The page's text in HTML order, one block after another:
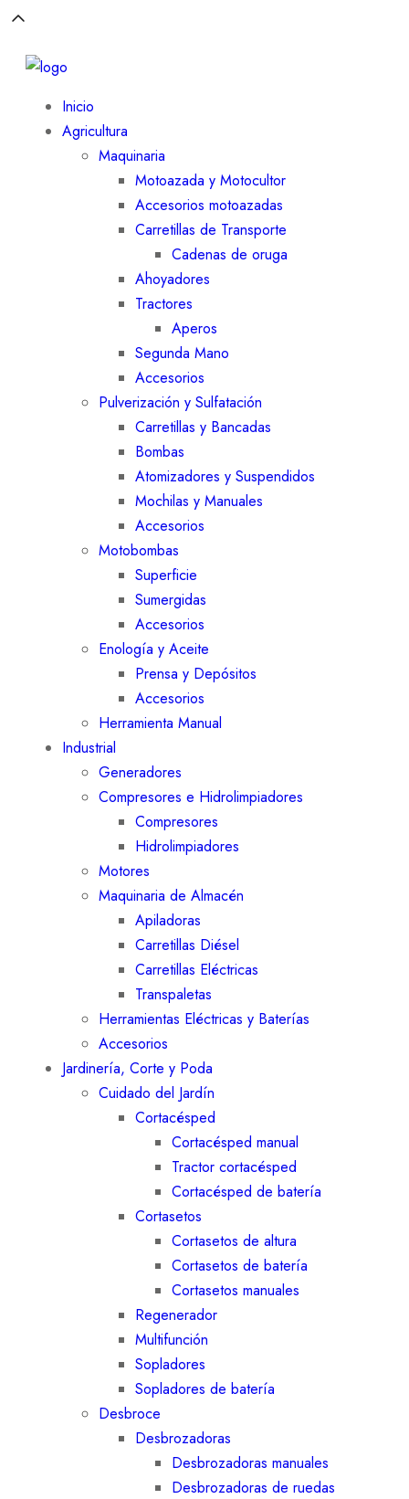
Inicio
Agricultura
Maquinaria
Motoazada y Motocultor
Accesorios motoazadas
Carretillas de Transporte
Cadenas de oruga
Ahoyadores
Tractores
Aperos
Segunda Mano
Accesorios
Pulverización y Sulfatación
Carretillas y Bancadas
Bombas
Atomizadores y Suspendidos
Mochilas y Manuales
Accesorios
Motobombas
Superficie
Sumergidas
Accesorios
Enología y Aceite
Prensa y Depósitos
Accesorios
Herramienta Manual
Industrial
Generadores
Compresores e Hidrolimpiadores
Compresores
Hidrolimpiadores
Motores
Maquinaria de Almacén
Apiladoras
Carretillas Diésel
Carretillas Eléctricas
Transpaletas
Herramientas Eléctricas y Baterías
Accesorios
Jardinería, Corte y Poda
Cuidado del Jardín
Cortacésped
Cortacésped manual
Tractor cortacésped
Cortacésped de batería
Cortasetos
Cortasetos de altura
Cortasetos de batería
Cortasetos manuales
Regenerador
Multifunción
Sopladores
Sopladores de batería
Desbroce
Desbrozadoras
Desbrozadoras manuales
Desbrozadoras de ruedas